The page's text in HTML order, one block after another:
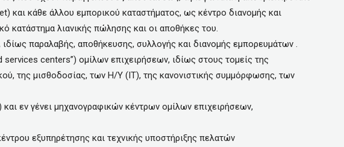
και κάθε άλλου εμπορικού καταστήματος, ως κέντρο διανομής και
κατάστημα λιανικής πώλησης και οι αποθήκες του.
παραλαβής, αποθήκευσης, συλλογής και διανομής εμπορευμάτων .
centers”) ομίλων επιχειρήσεων, ιδίως στους τομείς της
της μισθοδοσίας, των Η/Υ (ΙΤ), της κανονιστικής συμμόρφωσης, των
εν γένει μηχανογραφικών κέντρων ομίλων επιχειρήσεων,
εξυπηρέτησης και τεχνικής υποστήριξης πελατών